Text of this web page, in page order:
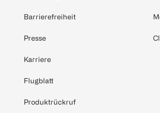
Barrierefreiheit
Presse
Karriere
Flugblatt
Produktrückruf